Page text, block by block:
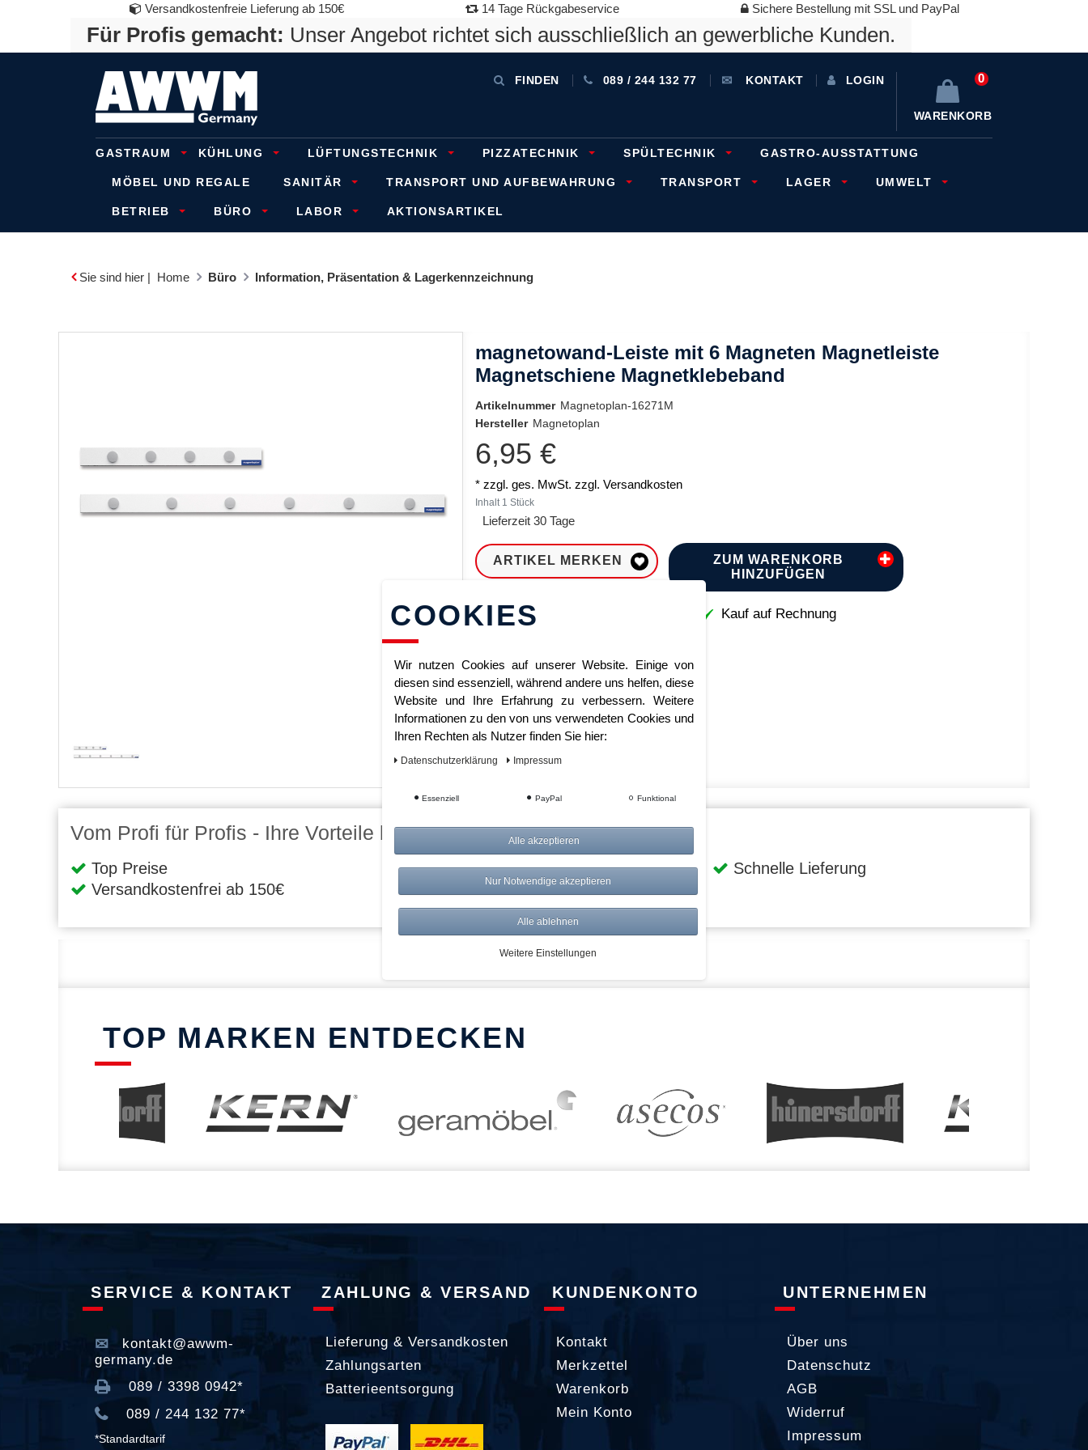
Versandkostenfreie Lieferung ab 150€ 14 Tage Rückgabeservice Sichere Bestellung mit SSL und PayPal
Für Profis gemacht: Unser Angebot richtet sich ausschließlich an gewerbliche Kunden.
FINDEN 089 / 244 132 77 KONTAKT LOGIN 0
WARENKORB
GASTRAUM KÜHLUNG LÜFTUNGSTECHNIK PIZZATECHNIK SPÜLTECHNIK GASTRO-AUSSTATTUNG
MÖBEL UND REGALE SANITÄR TRANSPORT UND AUFBEWAHRUNG TRANSPORT LAGER UMWELT
BETRIEB BÜRO LABOR AKTIONSARTIKEL
Sie sind hier | Home Büro Information, Präsentation & Lagerkennzeichnung
magnetowand-Leiste mit 6 Magneten Magnetleiste
Magnetschiene Magnetklebeband
Artikelnummer Magnetoplan-16271M
Hersteller Magnetoplan
6,95 €
* zzgl. ges. MwSt. zzgl. Versandkosten
Inhalt 1 Stück
Lieferzeit 30 Tage
ARTIKEL MERKEN
ZUM WARENKORB
HINZUFÜGEN
Sofort lieferbar Kauf auf Rechnung
Vom Profi für Profis - Ihre Vorteile bei AWWM:
Top Preise
Versandkostenfrei ab 150€
Risikolos: 14 Tage Rückgabe
Über 20.000 Artikel
Schnelle Lieferung
TOP MARKEN ENTDECKEN
SERVICE & KONTAKT
kontakt@awwm-
germany.de
089 / 3398 0942*
089 / 244 132 77*
*Standardtarif
ZAHLUNG & VERSAND
Lieferung & Versandkosten
Zahlungsarten
Batterieentsorgung
KUNDENKONTO
Kontakt
Merkzettel
Warenkorb
Mein Konto
UNTERNEHMEN
Über uns
Datenschutz
AGB
Widerruf
Impressum
COOKIES
Wir nutzen Cookies auf unserer Website. Einige von
diesen sind essenziell, während andere uns helfen, diese
Website und Ihre Erfahrung zu verbessern. Weitere
Informationen zu den von uns verwendeten Cookies und
Ihren Rechten als Nutzer finden Sie hier:
Daten­schutz­erklärung Impressum
Essenziell PayPal Funktional
Alle akzeptieren
Nur Notwendige akzeptieren
Alle ablehnen
Weitere Einstellungen